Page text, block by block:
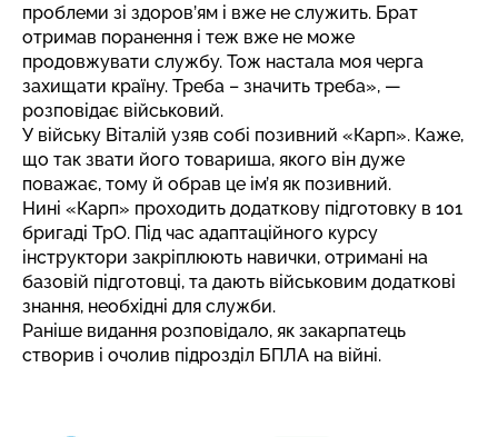
проблеми зі здоров’ям і вже не служить. Брат
отримав поранення і теж вже не може
продовжувати службу. Тож настала моя черга
захищати країну. Треба – значить треба», —
розповідає військовий.
У війську Віталій узяв собі позивний «Карп». Каже,
що так звати його товариша, якого він дуже
поважає, тому й обрав це ім’я як позивний.
Нині «Карп» проходить додаткову підготовку в 101
бригаді ТрО. Під час адаптаційного курсу
інструктори закріплюють навички, отримані на
базовій підготовці, та дають військовим додаткові
знання, необхідні для служби.
Раніше видання розповідало, як закарпатець
створив і очолив підрозділ БПЛА на війні.